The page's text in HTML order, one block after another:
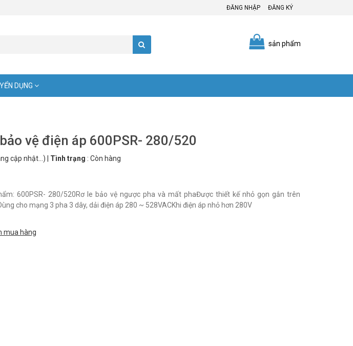
ĐĂNG NHẬP ĐĂNG KÝ
sản phẩm
DỤNG
vệ điện áp 600PSR- 280/520
cập nhật...) Tình trạng : Còn hàng
600PSR- 280/520Rơ le bảo vệ ngược pha và mất phaĐược thiết kế nhỏ gọn gắn trên
cho mạng 3 pha 3 dây, dải điện áp 280 ~ 528VACKhi điện áp nhỏ hơn 280V
mua hàng